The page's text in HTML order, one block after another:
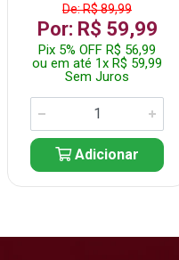
De: R$ 89,99
Por: R$ 59,99
Pix 5% OFF R$ 56,99
ou em até 1x R$ 59,99
Sem Juros
Adicionar